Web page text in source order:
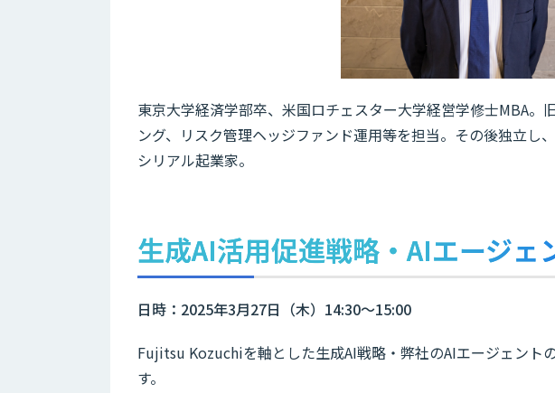
東京大学経済学部卒、米国ロチェスター大学経営学修士MBA。
ング、リスク管理ヘッジファンド運用等を担当。その後独立し
シリアル起業家。
生成AI活用促進戦略・AIエージェ
日時：2025年3月27日（木）14:30～15:00
Fujitsu Kozuchiを軸とした生成AI戦略・弊社のAIエージェント
す。